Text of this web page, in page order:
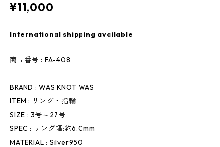
¥11,000
International shipping available
商品番号 : FA-408
BRAND : WAS KNOT WAS
ITEM : リング・指輪
SIZE : 3号～27号
SPEC : リング幅:約6.0mm
MATERIAL : Silver950